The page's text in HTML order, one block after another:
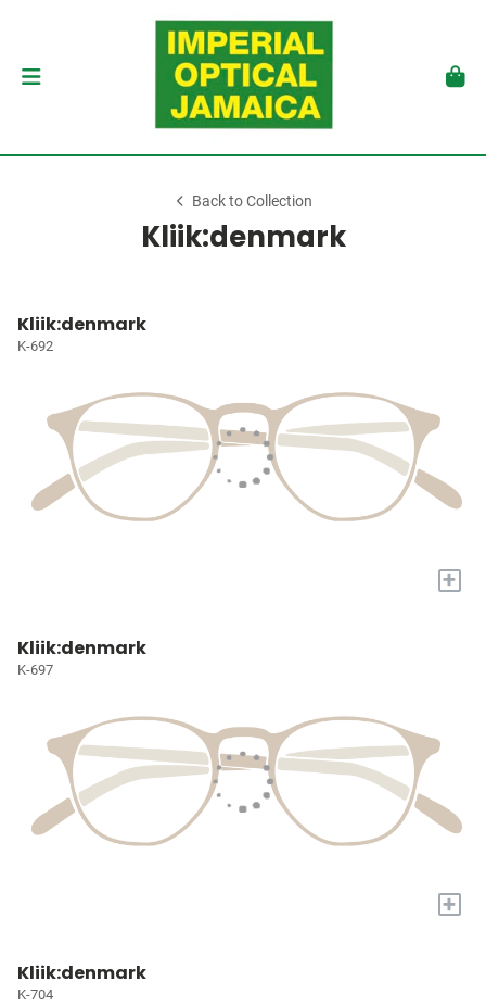
Back to Collection
Kliik:denmark
Kliik:denmark
K-692
+
Kliik:denmark
K-697
+
Kliik:denmark
K-704